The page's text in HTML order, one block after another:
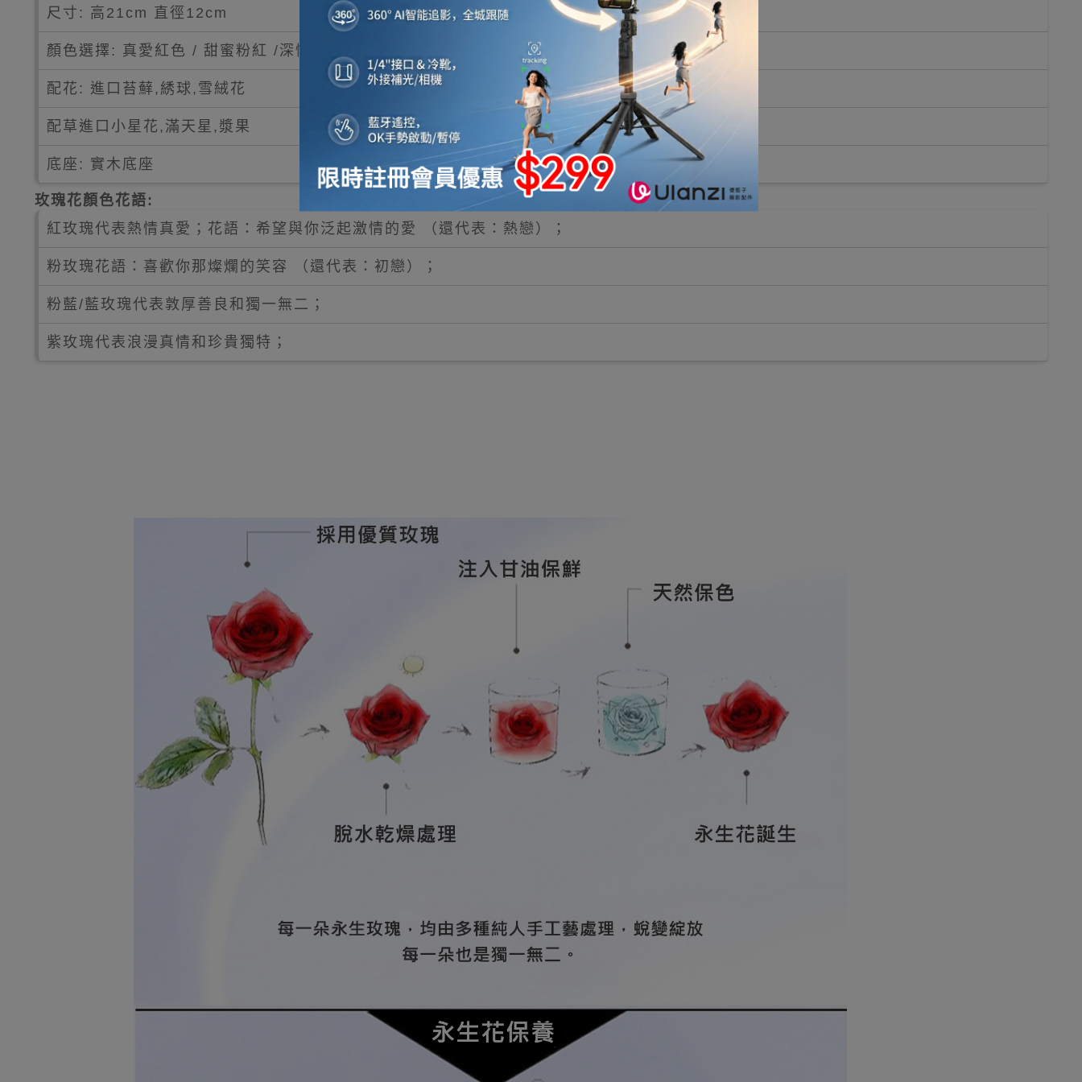
尺寸: 高21cm 直徑12cm
顏色選擇: 真愛紅色 / 甜蜜粉紅 /深情海藍
配花: 進口苔蘚,綉球,雪絨花
配草進口小星花,滿天星,漿果
底座: 實木底座
玫瑰花顏色花語:
紅玫瑰代表熱情真愛；花語：希望與你泛起激情的愛 （還代表：熱戀）；
粉玫瑰花語：喜歡你那燦爛的笑容 （還代表：初戀）；
粉藍/藍玫瑰代表敦厚善良和獨一無二；
紫玫瑰代表浪漫真情和珍貴獨特；